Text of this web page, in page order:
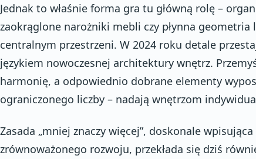
Jednak to właśnie forma gra tu główną rolę –
zaokrąglone narożniki mebli czy płynna
centralnym przestrzeni. W 2024 roku detale
językiem nowoczesnej architektury wnętrz.
harmonię, a odpowiednio dobrane elementy
ograniczonego liczby – nadają wnętrzom
Zasada „mniej znaczy więcej”, doskonale
zrównoważonego rozwoju, przekłada się dziś